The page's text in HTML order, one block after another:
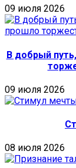
09 июля 2026
В добрый
09 июля 2026
08 июля 2026